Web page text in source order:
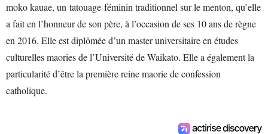
moko kauae, un tatouage féminin traditionnel sur le menton, qu’elle
a fait en l’honneur de son père, à l’occasion de ses 10 ans de règne
en 2016. Elle est diplômée d’un master universitaire en études
culturelles maories de l’Université de Waikato. Elle a également la
particularité d’être la première reine maorie de confession
catholique.